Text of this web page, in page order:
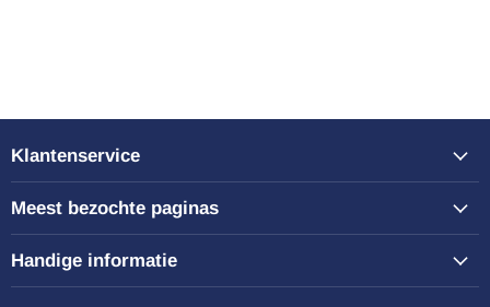
Klantenservice
Meest bezochte paginas
Handige informatie